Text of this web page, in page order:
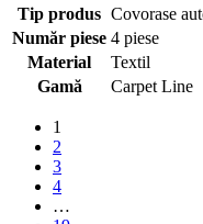
Tip produs Covorase
Număr piese 4 piese
Material
Textil
Gamă
Carpet Line
1
2
3
4
…